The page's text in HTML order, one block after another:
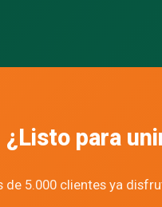
¿Listo para
de 5.000 clientes ya